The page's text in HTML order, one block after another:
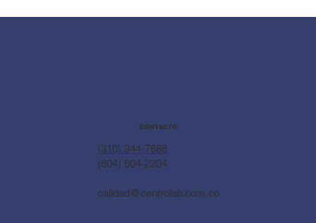
CONTACTO
(310) 344-7688
(604) 604-2204
calidad@centrolab.com.co